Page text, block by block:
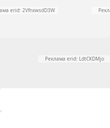
erid: 2VfnxwsdD3W
Реклама erid: LdtCKDMjo